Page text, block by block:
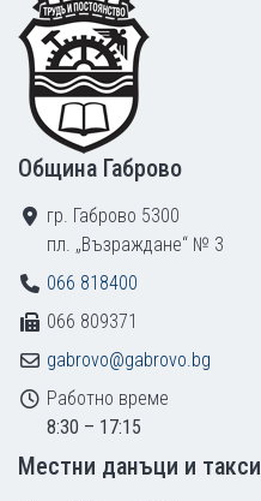
Община Габрово
гр. Габрово 5300
пл. „Възраждане“ № 3
066 818400
066 809371
gabrovo@gabrovo.bg
Работно време
8:30 – 17:15
Местни данъци и такси